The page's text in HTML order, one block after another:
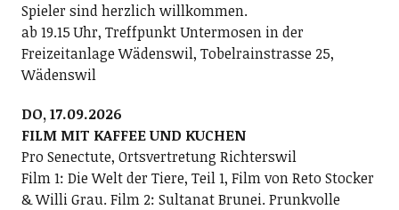
Spieler sind herzlich willkommen.
ab 19.15 Uhr, Treffpunkt Untermosen in der
Freizeitanlage Wädenswil, Tobelrainstrasse 25,
Wädenswil
DO, 17.09.2026
FILM MIT KAFFEE UND KUCHEN
Pro Senectute, Ortsvertretung Richterswil
Film 1: Die Welt der Tiere, Teil 1, Film von Reto Stocker
& Willi Grau. Film 2: Sultanat Brunei. Prunkvolle